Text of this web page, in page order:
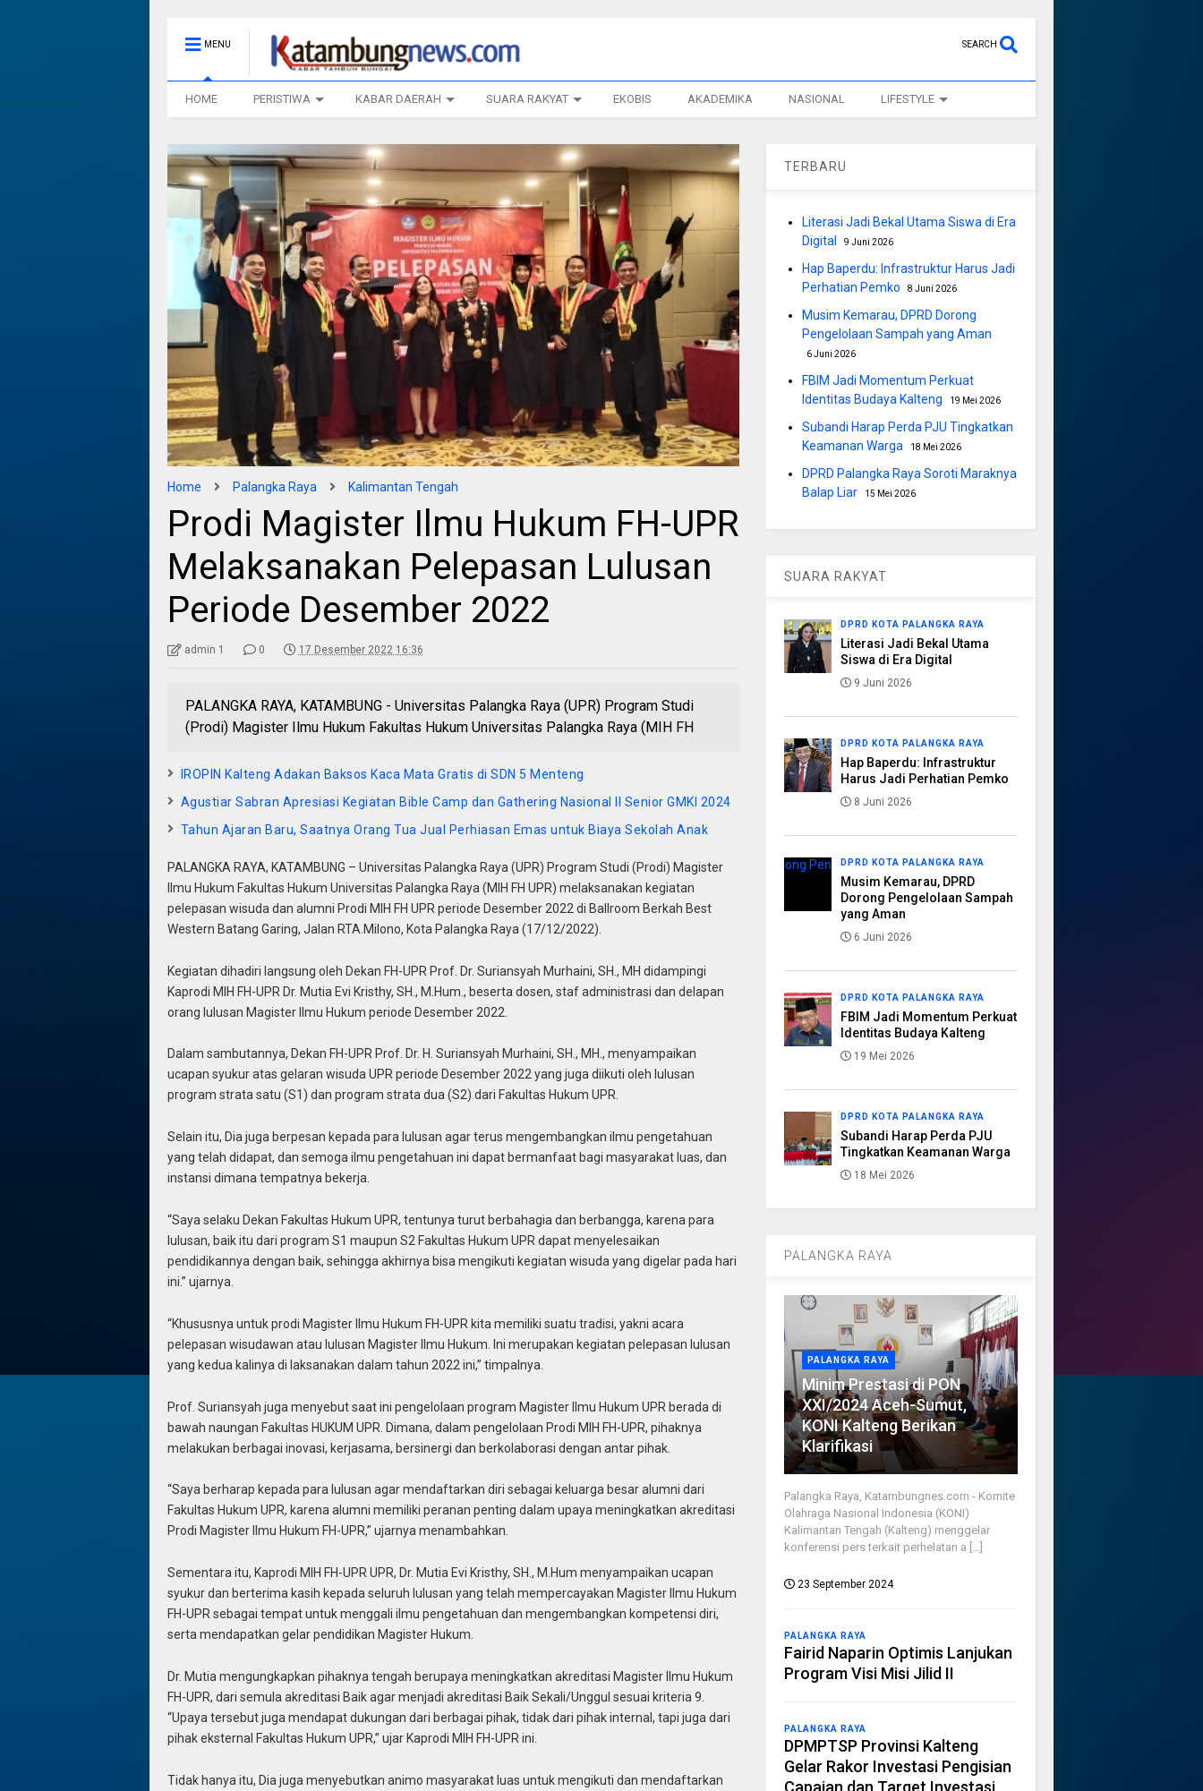
MENU SEARCH
HOME PERISTIWA KABAR DAERAH SUARA RAKYAT EKOBIS AKADEMIKA NASIONAL LIFESTYLE
Home Palangka Raya Kalimantan Tengah
Prodi Magister Ilmu Hukum FH-UPR
Melaksanakan Pelepasan Lulusan
Periode Desember 2022
admin 1 0 17 Desember 2022 16:36
PALANGKA RAYA, KATAMBUNG - Universitas Palangka Raya (UPR) Program Studi
(Prodi) Magister Ilmu Hukum Fakultas Hukum Universitas Palangka Raya (MIH FH
IROPIN Kalteng Adakan Baksos Kaca Mata Gratis di SDN 5 Menteng
Agustiar Sabran Apresiasi Kegiatan Bible Camp dan Gathering Nasional II Senior GMKI 2024
Tahun Ajaran Baru, Saatnya Orang Tua Jual Perhiasan Emas untuk Biaya Sekolah Anak
PALANGKA RAYA, KATAMBUNG – Universitas Palangka Raya (UPR) Program Studi (Prodi) Magister
Ilmu Hukum Fakultas Hukum Universitas Palangka Raya (MIH FH UPR) melaksanakan kegiatan
pelepasan wisuda dan alumni Prodi MIH FH UPR periode Desember 2022 di Ballroom Berkah Best
Western Batang Garing, Jalan RTA.Milono, Kota Palangka Raya (17/12/2022).
Kegiatan dihadiri langsung oleh Dekan FH-UPR Prof. Dr. Suriansyah Murhaini, SH., MH didampingi
Kaprodi MIH FH-UPR Dr. Mutia Evi Kristhy, SH., M.Hum., beserta dosen, staf administrasi dan delapan
orang lulusan Magister Ilmu Hukum periode Desember 2022.
Dalam sambutannya, Dekan FH-UPR Prof. Dr. H. Suriansyah Murhaini, SH., MH., menyampaikan
ucapan syukur atas gelaran wisuda UPR periode Desember 2022 yang juga diikuti oleh lulusan
program strata satu (S1) dan program strata dua (S2) dari Fakultas Hukum UPR.
Selain itu, Dia juga berpesan kepada para lulusan agar terus mengembangkan ilmu pengetahuan
yang telah didapat, dan semoga ilmu pengetahuan ini dapat bermanfaat bagi masyarakat luas, dan
instansi dimana tempatnya bekerja.
“Saya selaku Dekan Fakultas Hukum UPR, tentunya turut berbahagia dan berbangga, karena para
lulusan, baik itu dari program S1 maupun S2 Fakultas Hukum UPR dapat menyelesaikan
pendidikannya dengan baik, sehingga akhirnya bisa mengikuti kegiatan wisuda yang digelar pada hari
ini.” ujarnya.
“Khususnya untuk prodi Magister Ilmu Hukum FH-UPR kita memiliki suatu tradisi, yakni acara
pelepasan wisudawan atau lulusan Magister Ilmu Hukum. Ini merupakan kegiatan pelepasan lulusan
yang kedua kalinya di laksanakan dalam tahun 2022 ini,” timpalnya.
Prof. Suriansyah juga menyebut saat ini pengelolaan program Magister Ilmu Hukum UPR berada di
bawah naungan Fakultas HUKUM UPR. Dimana, dalam pengelolaan Prodi MIH FH-UPR, pihaknya
melakukan berbagai inovasi, kerjasama, bersinergi dan berkolaborasi dengan antar pihak.
“Saya berharap kepada para lulusan agar mendaftarkan diri sebagai keluarga besar alumni dari
Fakultas Hukum UPR, karena alumni memiliki peranan penting dalam upaya meningkatkan akreditasi
Prodi Magister Ilmu Hukum FH-UPR,” ujarnya menambahkan.
Sementara itu, Kaprodi MIH FH-UPR UPR, Dr. Mutia Evi Kristhy, SH., M.Hum menyampaikan ucapan
syukur dan berterima kasih kepada seluruh lulusan yang telah mempercayakan Magister Ilmu Hukum
FH-UPR sebagai tempat untuk menggali ilmu pengetahuan dan mengembangkan kompetensi diri,
serta mendapatkan gelar pendidikan Magister Hukum.
Dr. Mutia mengungkapkan pihaknya tengah berupaya meningkatkan akreditasi Magister Ilmu Hukum
FH-UPR, dari semula akreditasi Baik agar menjadi akreditasi Baik Sekali/Unggul sesuai kriteria 9.
“Upaya tersebut juga mendapat dukungan dari berbagai pihak, tidak dari pihak internal, tapi juga dari
pihak eksternal Fakultas Hukum UPR,” ujar Kaprodi MIH FH-UPR ini.
Tidak hanya itu, Dia juga menyebutkan animo masyarakat luas untuk mengikuti dan mendaftarkan
TERBARU
Literasi Jadi Bekal Utama Siswa di Era
Digital
9 Juni 2026
Hap Baperdu: Infrastruktur Harus Jadi
Perhatian Pemko
8 Juni 2026
Musim Kemarau, DPRD Dorong
Pengelolaan Sampah yang Aman
6 Juni 2026
FBIM Jadi Momentum Perkuat
Identitas Budaya Kalteng
19 Mei 2026
Subandi Harap Perda PJU Tingkatkan
Keamanan Warga
18 Mei 2026
DPRD Palangka Raya Soroti Maraknya
Balap Liar
15 Mei 2026
SUARA RAKYAT
DPRD KOTA PALANGKA RAYA
Literasi Jadi Bekal Utama
Siswa di Era Digital
9 Juni 2026
DPRD KOTA PALANGKA RAYA
Hap Baperdu: Infrastruktur
Harus Jadi Perhatian Pemko
8 Juni 2026
DPRD KOTA PALANGKA RAYA
Musim Kemarau, DPRD
Dorong Pengelolaan Sampah
yang Aman
6 Juni 2026
DPRD KOTA PALANGKA RAYA
FBIM Jadi Momentum Perkuat
Identitas Budaya Kalteng
19 Mei 2026
DPRD KOTA PALANGKA RAYA
Subandi Harap Perda PJU
Tingkatkan Keamanan Warga
18 Mei 2026
PALANGKA RAYA
PALANGKA RAYA
Minim Prestasi di PON
XXI/2024 Aceh-Sumut,
KONI Kalteng Berikan
Klarifikasi
Palangka Raya, Katambungnes.com - Komite
Olahraga Nasional Indonesia (KONI)
Kalimantan Tengah (Kalteng) menggelar
konferensi pers terkait perhelatan a [...]
23 September 2024
PALANGKA RAYA
Fairid Naparin Optimis Lanjukan
Program Visi Misi Jilid II
PALANGKA RAYA
DPMPTSP Provinsi Kalteng
Gelar Rakor Investasi Pengisian
Capaian dan Target Investasi